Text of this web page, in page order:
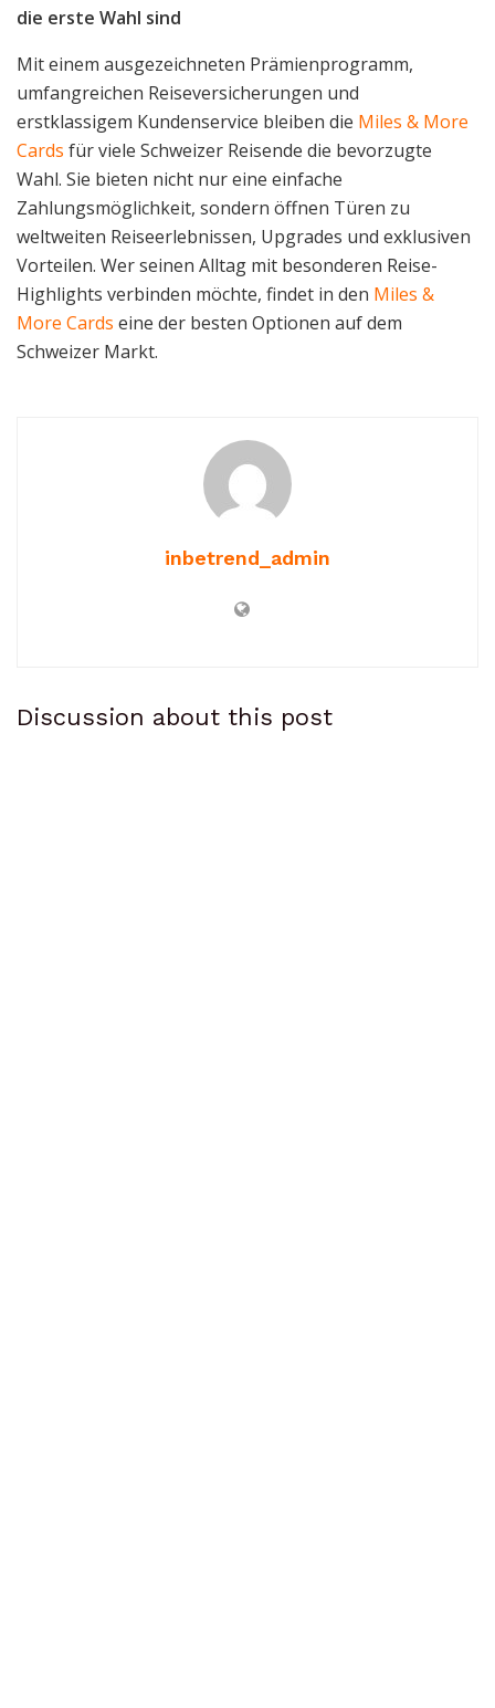
die erste Wahl sind
Mit einem ausgezeichneten Prämienprogramm,
umfangreichen Reiseversicherungen und
erstklassigem Kundenservice bleiben die Miles & More
Cards für viele Schweizer Reisende die bevorzugte
Wahl. Sie bieten nicht nur eine einfache
Zahlungsmöglichkeit, sondern öffnen Türen zu
weltweiten Reiseerlebnissen, Upgrades und exklusiven
Vorteilen. Wer seinen Alltag mit besonderen Reise-
Highlights verbinden möchte, findet in den Miles &
More Cards eine der besten Optionen auf dem
Schweizer Markt.
inbetrend_admin
Discussion about this post